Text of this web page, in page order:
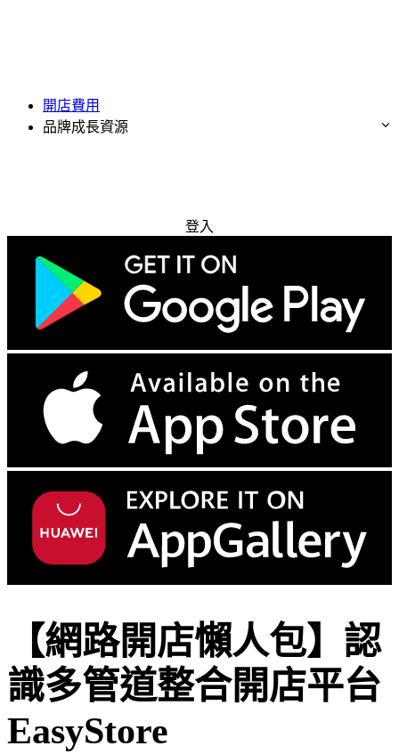
開店費用
品牌成長資源
登入
【網路開店懶人包】認
識多管道整合開店平台
EasyStore